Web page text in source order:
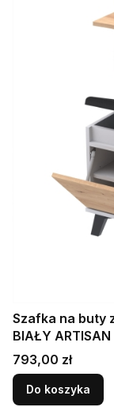
Szafka na buty
BIAŁY ARTISAN
Cena
793,00 zł
Do koszyka